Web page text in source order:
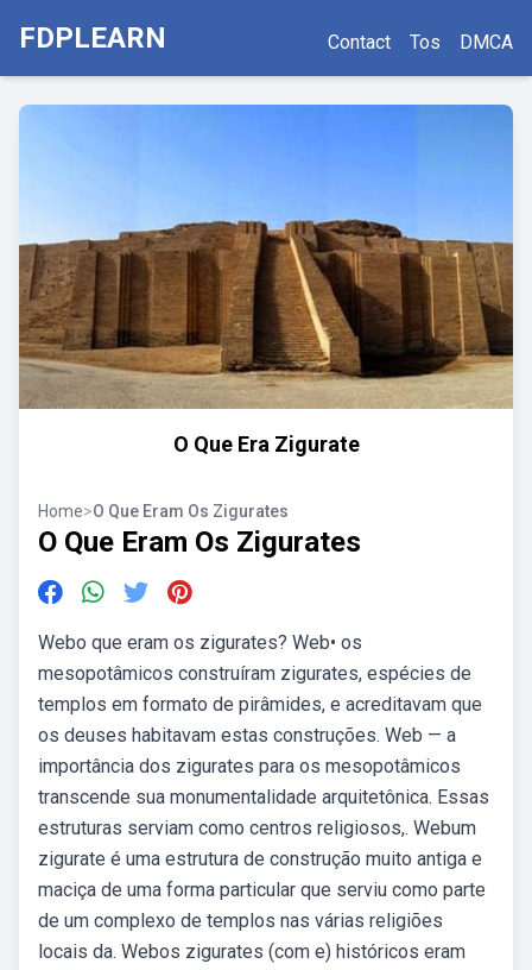
FDPLEARN Contact Tos DMCA
O Que Era Zigurate
Home>O Que Eram Os Zigurates
O Que Eram Os Zigurates
Webo que eram os zigurates? Web• os
mesopotâmicos construíram zigurates, espécies de
templos em formato de pirâmides, e acreditavam que
os deuses habitavam estas construções. Web — a
importância dos zigurates para os mesopotâmicos
transcende sua monumentalidade arquitetônica. Essas
estruturas serviam como centros religiosos,. Webum
zigurate é uma estrutura de construção muito antiga e
maciça de uma forma particular que serviu como parte
de um complexo de templos nas várias religiões
locais da. Webos zigurates (com e) históricos eram